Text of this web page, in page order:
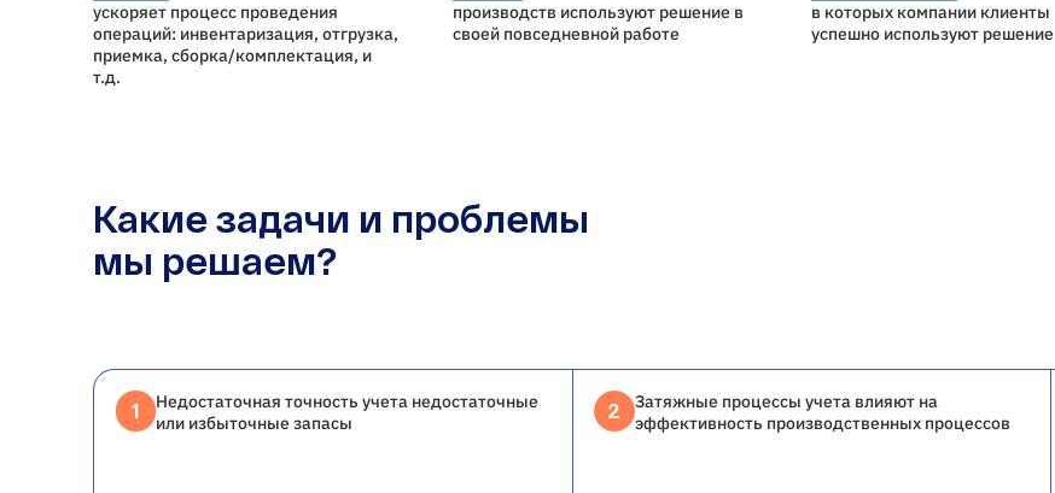
ускоряет процесс проведения
операций: инвентаризация, отгрузка,
приемка, cборка/комплектация, и
т.д.
производств используют решение в
своей повседневной работе
в которых компании клиенты
успешно используют решение
Какие задачи и проблемы
мы решаем?
1
Недостаточная точность учета недостаточные
или избыточные запасы
2
Затяжные процессы учета влияют на
эффективность производственных процессов